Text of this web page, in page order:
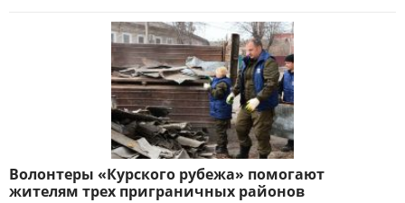
Волонтеры «Курского рубежа» помогают
жителям трех приграничных районов